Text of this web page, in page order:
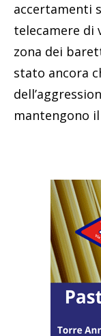
accertamenti
telecamere di
zona dei
stato ancora
mantengono